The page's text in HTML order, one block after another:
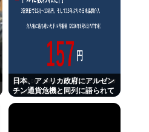
年て流石に重過ぎね？
取るために手術をします」
日本、アメリカ政府にアルゼン
チン通貨危機と同列に語られて